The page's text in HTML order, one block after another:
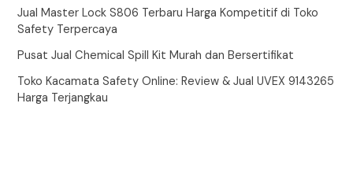
Jual Master Lock S806 Terbaru Harga Kompetitif di Toko
Safety Terpercaya
Pusat Jual Chemical Spill Kit Murah dan Bersertifikat
Toko Kacamata Safety Online: Review & Jual UVEX 9143265
Harga Terjangkau